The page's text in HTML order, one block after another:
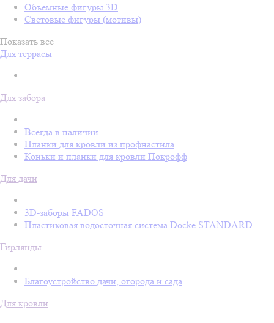
Объемные фигуры 3D
Световые фигуры (мотивы)
Показать все
Для террасы
Для забора
Всегда в наличии
Планки для кровли из профнастила
Коньки и планки для кровли Покрофф
Для дачи
3D-заборы FADOS
Пластиковая водосточная система Döcke STANDARD
Гирлянды
Благоустройство дачи, огорода и сада
Для кровли